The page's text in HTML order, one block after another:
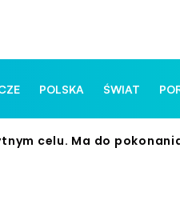
POLSKA ŚWIAT
celu. Ma do